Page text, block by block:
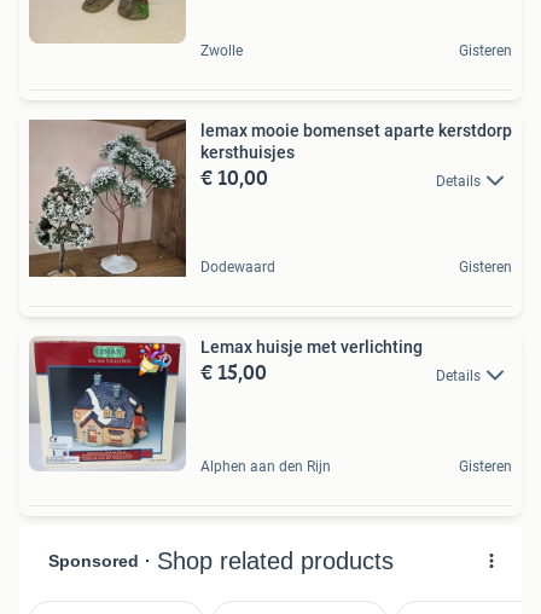
Zwolle Gisteren
lemax mooie bomenset aparte kerstdorp
kersthuisjes
€ 10,00 Details
Dodewaard Gisteren
Lemax huisje met verlichting
€ 15,00 Details
Alphen aan den Rijn Gisteren